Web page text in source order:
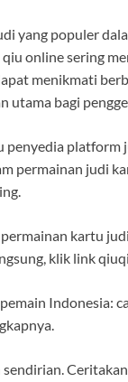
yang populer
online sering
menikmati
utama bagi
penyedia
permainan judi
kartu
klik link
Indonesia: